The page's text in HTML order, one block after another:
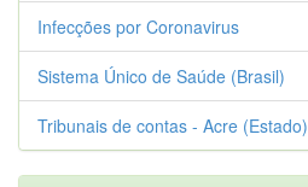
Infecções por Coronavirus
Sistema Único de Saúde (Brasil)
Tribunais de contas - Acre (Estado)